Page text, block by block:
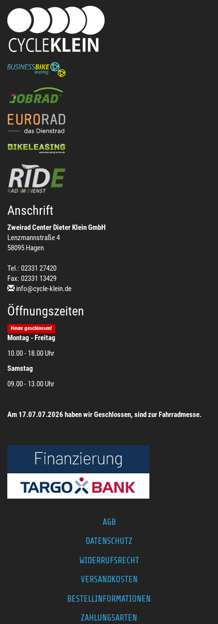
Anschrift
Zweirad Center Dieter Klein GmbH
Lenzmannstraße 4
58095 Hagen
Tel.: 02331 27420
Fax: 02331 13429
info@cycle-klein.de
Öffnungszeiten
Heute geschlossen!
Montag - Freitag
10.00 - 18.00 Uhr
Samstag
09.00 - 13.00 Uhr
Am 17.07.07.2026 haben wir Geschlossen, sind zur Fahrradmesse.
AGB
DATENSCHUTZ
WIDERRUFSRECHT
VERSANDKOSTEN
BESTELLINFORMATIONEN
ZAHLUNGSARTEN